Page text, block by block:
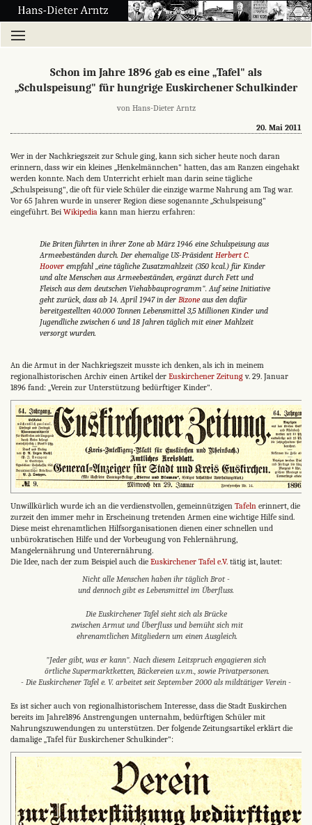
Schon im Jahre 1896 gab es eine „Tafel" als
„Schulspeisung" für hungrige Euskirchener Schulkinder
von Hans-Dieter Arntz
20. Mai 2011
Wer in der Nachkriegszeit zur Schule ging, kann sich sicher heute noch daran
erinnern, dass wir ein kleines „Henkelmännchen" hatten, das am Ranzen eingehakt
werden konnte. Nach dem Unterricht erhielt man darin seine tägliche
„Schulspeisung", die oft für viele Schüler die einzige warme Nahrung am Tag war.
Vor 65 Jahren wurde in unserer Region diese sogenannte „Schulspeisung"
eingeführt. Bei Wikipedia kann man hierzu erfahren:
Die Briten führten in ihrer Zone ab März 1946 eine Schulspeisung aus
Armeebeständen durch. Der ehemalige US-PräsidentHerbert C.
Hooverempfahl „eine tägliche Zusatzmahlzeit (350 kcal.) für Kinder
und alte Menschen aus Armeebeständen, ergänzt durch Fett und
Fleisch aus dem deutschen Viehabbauprogramm". Auf seine Initiative
geht zurück, dass ab 14. April 1947 in der Bizoneaus den dafür
bereitgestellten 40.000 Tonnen Lebensmittel 3,5 Millionen Kinder und
Jugendliche zwischen 6 und 18 Jahren täglich mit einer Mahlzeit
versorgt wurden.
An die Armut in der Nachkriegszeit musste ich denken, als ich in meinem
regionalhistorischen Archiv einen Artikel der Euskirchener Zeitungv. 29. Januar
1896 fand: „Verein zur Unterstützung bedürftiger Kinder".
Unwillkürlich wurde ich an die verdienstvollen, gemeinnützigen Tafeln erinnert, die
zurzeit den immer mehr in Erscheinung tretenden Armen eine wichtige Hilfe sind.
Diese meist ehrenamtlichen Hilfsorganisationen dienen einer schnellen und
unbürokratischen Hilfe und der Vorbeugung von Fehlernährung,
Mangelernährung und Unterernährung.
Die Idee, nach der zum Beispiel auch die Euskirchener Tafel e.V. tätig ist, lautet:
Nicht alle Menschen haben ihr täglich Brot -
und dennoch gibt es Lebensmittel im Überfluss.
Die Euskirchener Tafel sieht sich als Brücke
zwischen Armut und Überfluss und bemüht sich mit
ehrenamtlichen Mitgliedern um einen Ausgleich.
"Jeder gibt, was er kann". Nach diesem Leitspruch engagieren sich
örtliche Supermarktketten, Bäckereien u.v.m., sowie Privatpersonen.
- Die Euskirchener Tafel e. V. arbeitet seit September 2000 als mildtätiger Verein -
Es ist sicher auch von regionalhistorischem Interesse, dass die Stadt Euskirchen
bereits im Jahre1896 Anstrengungen unternahm, bedürftigen Schüler mit
Nahrungszuwendungen zu unterstützen. Der folgende Zeitungsartikel erklärt die
damalige „Tafel für Euskirchener Schulkinder":